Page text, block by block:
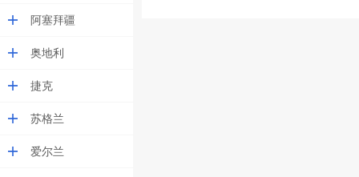
阿塞拜疆
奥地利
捷克
苏格兰
爱尔兰